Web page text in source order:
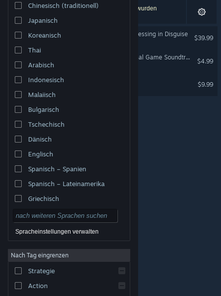
Sprache ändern
Steam-Mobile-App herunterladen
Desktopversion anzeigen
© Valve Corporation. Alle Rechte vorbehalten. Alle
USA und anderen Ländern.
Rechtliches
Barrierefreiheit
Nutzungsvertrag
Chinesisch (traditionell)
Japanisch
Koreanisch
Thai
Arabisch
Indonesisch
Malaiisch
Bulgarisch
Tschechisch
Dänisch
Englisch
Spanisch – Spanien
Spanisch – Lateinamerika
Griechisch
Spracheinstellungen verwalten
Nach Tag eingrenzen
Strategie
Action
3 Ergebnisse entsprechen Ihrer Suche. 10 Titel wurden
aufgrund Ihrer Einstellungen ausgeschlossen.
Deadly Premonition 2: A Blessing in Disguise
$39.99
HOTEL BARCELONA (Original Game Soundtrack)
$4.99
$9.99